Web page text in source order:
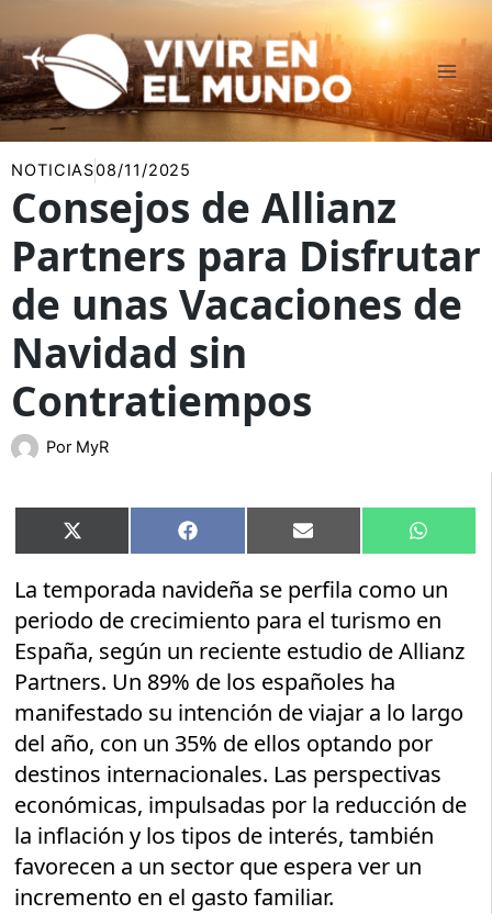
al
contenido
NOTICIAS08/11/2025
Consejos de Allianz
Partners para Disfrutar
de unas Vacaciones de
Navidad sin
Contratiempos
Por MyR
Compartir
en
X
(Twitter)
Compartir
en
Facebook Compartir
en
Email
en
La temporada navideña se perfila como un
periodo de crecimiento para el turismo en
España, según un reciente estudio de Allianz
Partners. Un 89% de los españoles ha
manifestado su intención de viajar a lo largo
del año, con un 35% de ellos optando por
destinos internacionales. Las perspectivas
económicas, impulsadas por la reducción de
la inflación y los tipos de interés, también
favorecen a un sector que espera ver un
incremento en el gasto familiar.